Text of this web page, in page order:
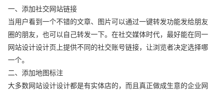
一、添加社交网站链接
当用户看到一个不错的文章、图片可以通过一键转发功能发给朋友
圈的朋友，也可以自己转发一下。在社交媒体时代，最好能在同一
网站设计设计页上提供不同的社交账号链接，让浏览者决定选择哪
一个。
二、添加地图标注
大多数网站设计设计都是有实体店的，而且真正做成生意的企业网